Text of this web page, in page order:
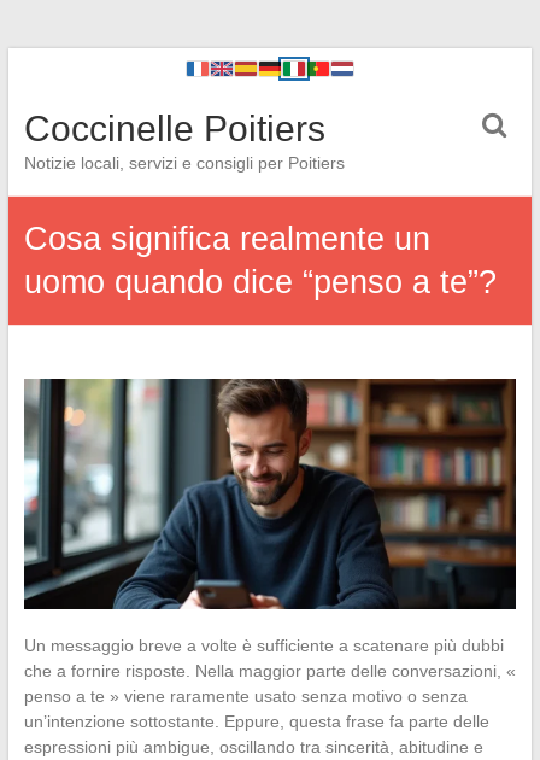
Coccinelle Poitiers
Notizie locali, servizi e consigli per Poitiers
Cosa significa realmente un
uomo quando dice “penso a te”?
Un messaggio breve a volte è sufficiente a scatenare più dubbi
che a fornire risposte. Nella maggior parte delle conversazioni, «
penso a te » viene raramente usato senza motivo o senza
un’intenzione sottostante. Eppure, questa frase fa parte delle
espressioni più ambigue, oscillando tra sincerità, abitudine e